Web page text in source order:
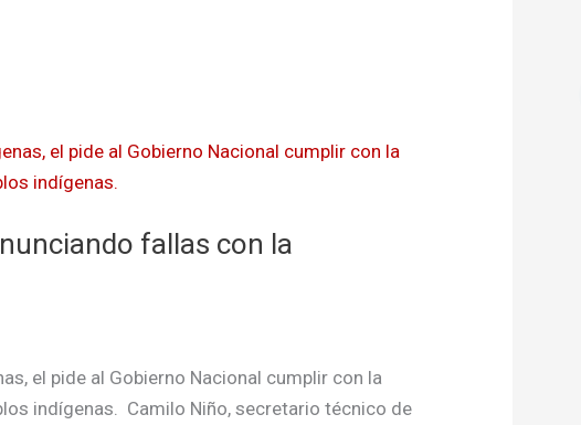
fallas con la
el pide al Gobierno Nacional cumplir con la
indígenas. Camilo Niño, secretario técnico de